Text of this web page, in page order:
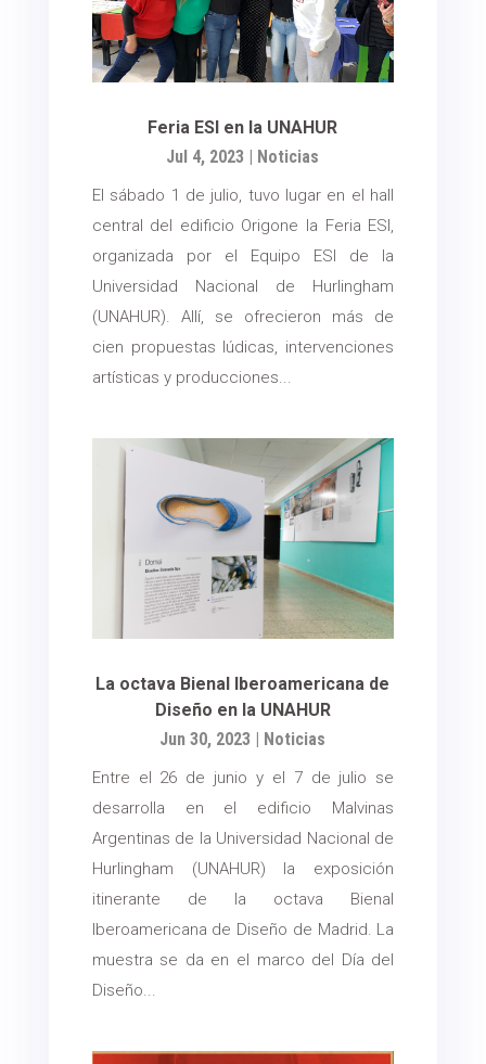
Feria ESI en la UNAHUR
Jul 4, 2023 | Noticias
El sábado 1 de julio, tuvo lugar en el hall
central del edificio Origone la Feria ESI,
organizada por el Equipo ESI de la
Universidad Nacional de Hurlingham
(UNAHUR). Allí, se ofrecieron más de
cien propuestas lúdicas, intervenciones
artísticas y producciones...
La octava Bienal Iberoamericana de
Diseño en la UNAHUR
Jun 30, 2023 | Noticias
Entre el 26 de junio y el 7 de julio se
desarrolla en el edificio Malvinas
Argentinas de la Universidad Nacional de
Hurlingham (UNAHUR) la exposición
itinerante de la octava Bienal
Iberoamericana de Diseño de Madrid. La
muestra se da en el marco del Día del
Diseño...